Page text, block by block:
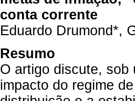
conta corrente
Eduardo Drumond*,
Resumo
O artigo discute, sob
impacto do regime